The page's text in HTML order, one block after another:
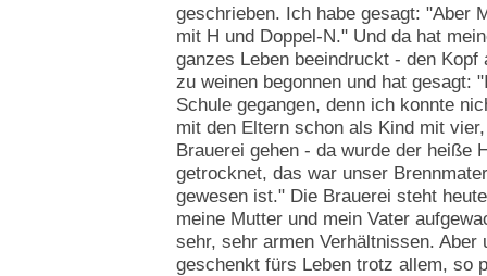
geschrieben. Ich habe gesagt: "Aber
mit H und Doppel-N." Und da hat
ganzes Leben beeindruckt - den
zu weinen begonnen und hat gesagt:
Schule gegangen, denn ich konnte
mit den Eltern schon als Kind mit
Brauerei gehen - da wurde der heiße
getrocknet, das war unser
gewesen ist." Die Brauerei steht
meine Mutter und mein Vater
sehr, sehr armen Verhältnissen.
geschenkt fürs Leben trotz allem, so